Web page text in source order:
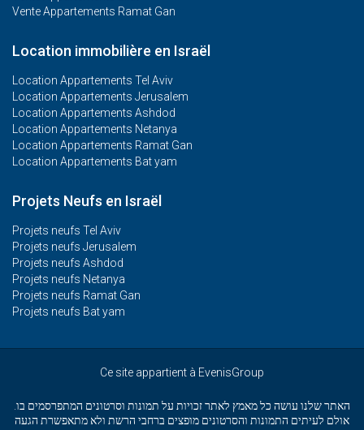
Vente Appartements Ramat Gan
Location immobilière en Israël
Location Appartements Tel Aviv
Location Appartements Jerusalem
Location Appartements Ashdod
Location Appartements Netanya
Location Appartements Ramat Gan
Location Appartements Bat yam
Projets Neufs en Israël
Projets neufs Tel Aviv
Projets neufs Jerusalem
Projets neufs Ashdod
Projets neufs Netanya
Projets neufs Ramat Gan
Projets neufs Bat yam
Ce site appartient à EvenisGroup
האתר שלנו עושה כל מאמץ לאתר זכויות על תמונות וסרטונים המתפרסמים בו.
אולם לעיתים התמונות והסרטונים מופצים ברחבי הרשת ולא מתאפשרת הגעה